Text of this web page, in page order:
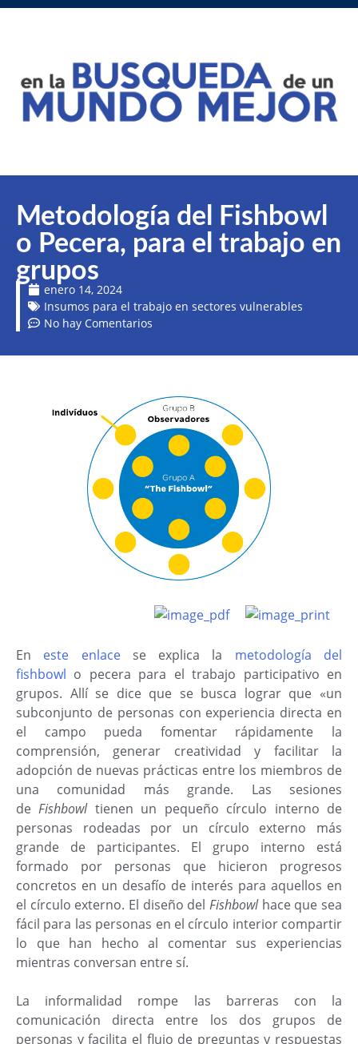
Metodología del Fishbowl
o Pecera, para el trabajo en
grupos
enero 14, 2024
Insumos para el trabajo en sectores vulnerables
No hay Comentarios
En este enlacese explica la metodología del
fishbowl o pecera para el trabajo participativo en
grupos. Allí se dice que se busca lograr que «un
subconjunto de personas con experiencia directa en
el campo pueda fomentar rápidamente la
comprensión, generar creatividad y facilitar la
adopción de nuevas prácticas entre los miembros de
una comunidad más grande. Las sesiones
deFishbowltienen un pequeño círculo interno de
personas rodeadas por un círculo externo más
grande de participantes. El grupo interno está
formado por personas que hicieron progresos
concretos en un desafío de interés para aquellos en
el círculo externo. El diseño del Fishbowlhace que sea
fácil para las personas en el círculo interior compartir
lo que han hecho al comentar sus experiencias
mientras conversan entre sí.
La informalidad rompe las barreras con la
comunicación directa entre los dos grupos de
personas y facilita el flujo de preguntas y respuestas